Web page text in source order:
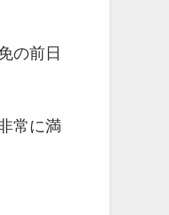
の前日
常に満